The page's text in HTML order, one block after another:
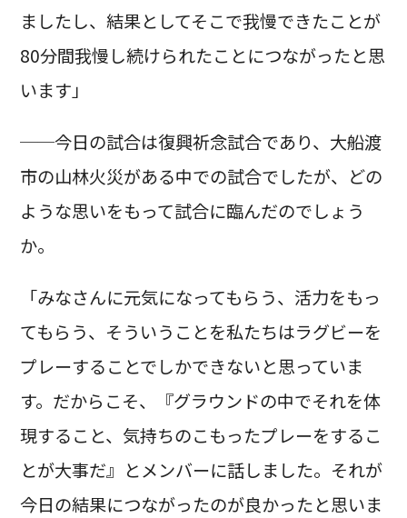
ましたし、結果としてそこで我慢できたことが
80分間我慢し続けられたことにつながったと思
います」
──今日の試合は復興祈念試合であり、大船渡
市の山林火災がある中での試合でしたが、どの
ような思いをもって試合に臨んだのでしょう
か。
「みなさんに元気になってもらう、活力をもっ
てもらう、そういうことを私たちはラグビーを
プレーすることでしかできないと思っていま
す。だからこそ、『グラウンドの中でそれを体
現すること、気持ちのこもったプレーをするこ
とが大事だ』とメンバーに話しました。それが
今日の結果につながったのが良かったと思いま